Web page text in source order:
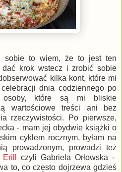
sobie to wiem, że to jest ten
dać krok wstecz i zrobić sobie
kilka kont, które mi
dnia codziennego po
osoby, które są mi bliskie
wartościowe treści ani bez
rzeczywistości. Po pierwsze,
- mam jej obydwie książki o
cyklem rocznym, byłam na
prowadzonym, prowadzi też
czyli Gabriela Orłowska -
to, co często dojrzewa gdzieś